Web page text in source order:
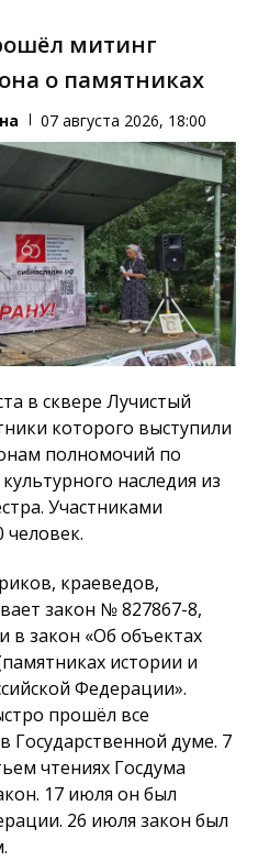
митинг
о памятниках
07 августа 2026, 18:00
в сквере Лучистый
которого выступили
полномочий по
наследия из
Участниками
человек.
краеведов,
закон № 827867-8,
в закон «Об объектах
истории и
Федерации».
прошёл все
Государственной думе. 7
чтениях Госдума
17 июля он был
26 июля закон был